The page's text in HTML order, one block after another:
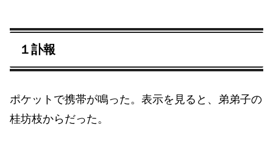
１訃報
ポケットで携帯が鳴った。表示を見ると、弟弟子の
桂坊枝からだった。